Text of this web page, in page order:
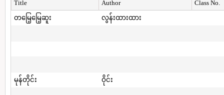
Title Author
Class No.
တမြေ့မြေ့ဆူး
လွန်းထားထား
မုန်တိုင်း ဝိုင်း